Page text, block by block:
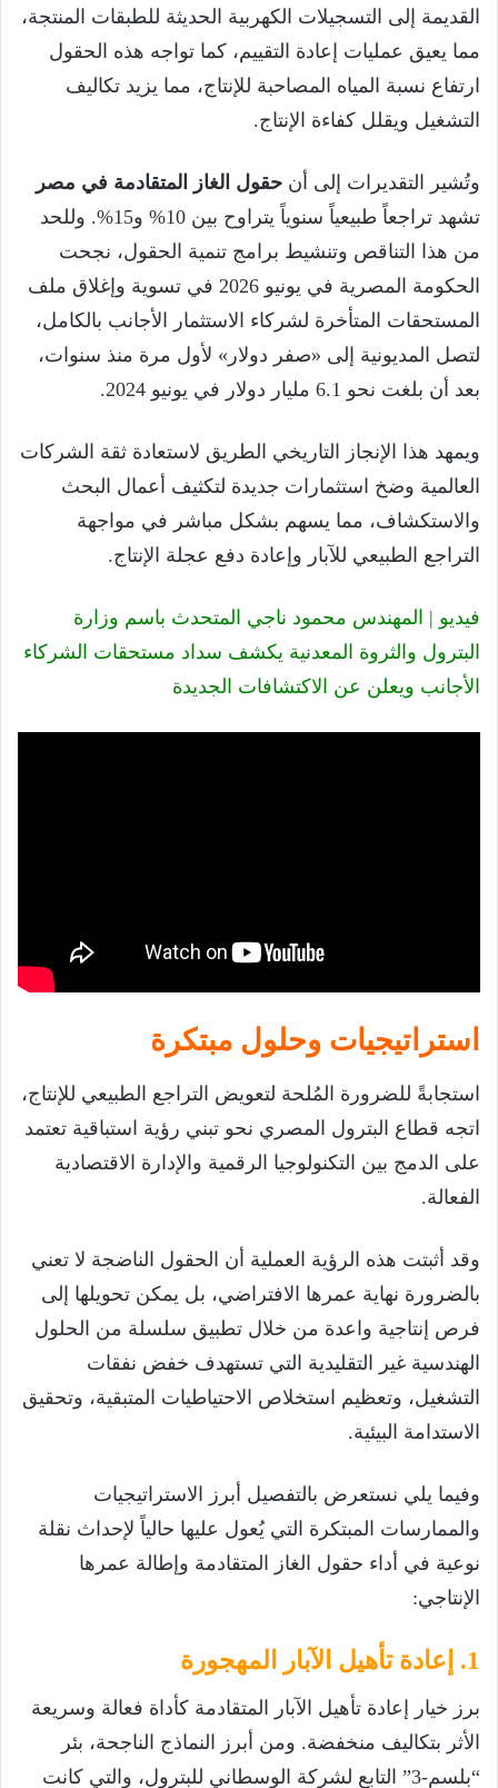
القديمة إلى التسجيلات الكهربية الحديثة للطبقات المنتجة،
مما يعيق عمليات إعادة التقييم، كما تواجه هذه الحقول
ارتفاع نسبة المياه المصاحبة للإنتاج، مما يزيد تكاليف
التشغيل ويقلل كفاءة الإنتاج.
وتُشير التقديرات إلى أن حقول الغاز المتقادمة في مصر
تشهد تراجعاً طبيعياً سنوياً يتراوح بين 10% و15%. وللحد
من هذا التناقص وتنشيط برامج تنمية الحقول، نجحت
الحكومة المصرية في يونيو 2026 في تسوية وإغلاق ملف
المستحقات المتأخرة لشركاء الاستثمار الأجانب بالكامل،
لتصل المديونية إلى «صفر دولار» لأول مرة منذ سنوات،
بعد أن بلغت نحو 6.1 مليار دولار في يونيو 2024.
ويمهد هذا الإنجاز التاريخي الطريق لاستعادة ثقة الشركات
العالمية وضخ استثمارات جديدة لتكثيف أعمال البحث
والاستكشاف، مما يسهم بشكل مباشر في مواجهة
التراجع الطبيعي للآبار وإعادة دفع عجلة الإنتاج.
فيديو | المهندس محمود ناجي المتحدث باسم وزارة
البترول والثروة المعدنية يكشف سداد مستحقات الشركاء
الأجانب ويعلن عن الاكتشافات الجديدة
استراتيجيات وحلول مبتكرة
استجابةً للضرورة المُلحة لتعويض التراجع الطبيعي للإنتاج،
اتجه قطاع البترول المصري نحو تبني رؤية استباقية تعتمد
على الدمج بين التكنولوجيا الرقمية والإدارة الاقتصادية
الفعالة.
وقد أثبتت هذه الرؤية العملية أن الحقول الناضجة لا تعني
بالضرورة نهاية عمرها الافتراضي، بل يمكن تحويلها إلى
فرص إنتاجية واعدة من خلال تطبيق سلسلة من الحلول
الهندسية غير التقليدية التي تستهدف خفض نفقات
التشغيل، وتعظيم استخلاص الاحتياطيات المتبقية، وتحقيق
الاستدامة البيئية.
وفيما يلي نستعرض بالتفصيل أبرز الاستراتيجيات
والممارسات المبتكرة التي يُعول عليها حالياً لإحداث نقلة
نوعية في أداء حقول الغاز المتقادمة وإطالة عمرها
الإنتاجي:
1. إعادة تأهيل الآبار المهجورة
برز خيار إعادة تأهيل الآبار المتقادمة كأداة فعالة وسريعة
الأثر بتكاليف منخفضة. ومن أبرز النماذج الناجحة، بئر
“بلسم-3” التابع لشركة الوسطاني للبترول، والتي كانت